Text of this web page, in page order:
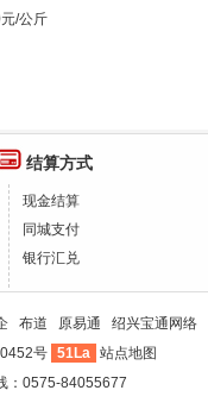
/公斤
结算方式
现金结算
同城支付
银行汇兑
布道 原易通
绍兴宝通网络
号 51La 站点地图
：0575-84055677